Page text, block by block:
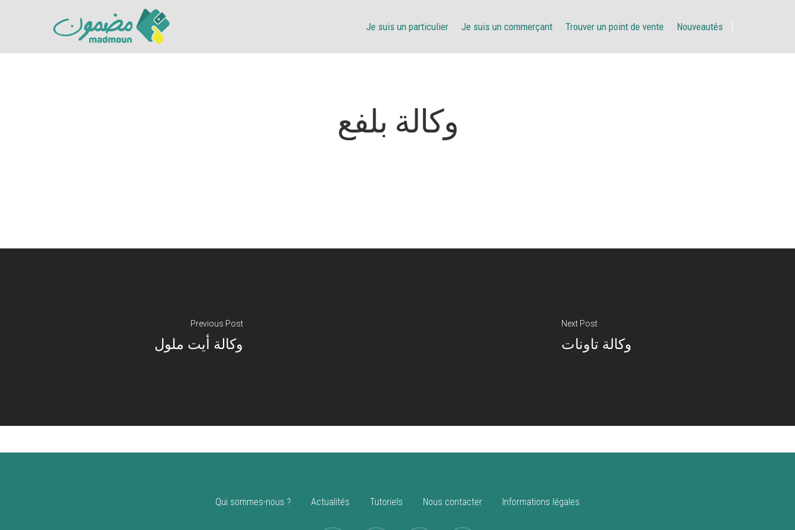
Je suis un particulier Je suis un commerçant Trouver un point de vente Nouveautés
وكالة بلفع
Previous Post
وكالة أيت ملول
Next Post
وكالة تاونات
Qui sommes-nous ? Actualités Tutoriels Nous contacter Informations légales